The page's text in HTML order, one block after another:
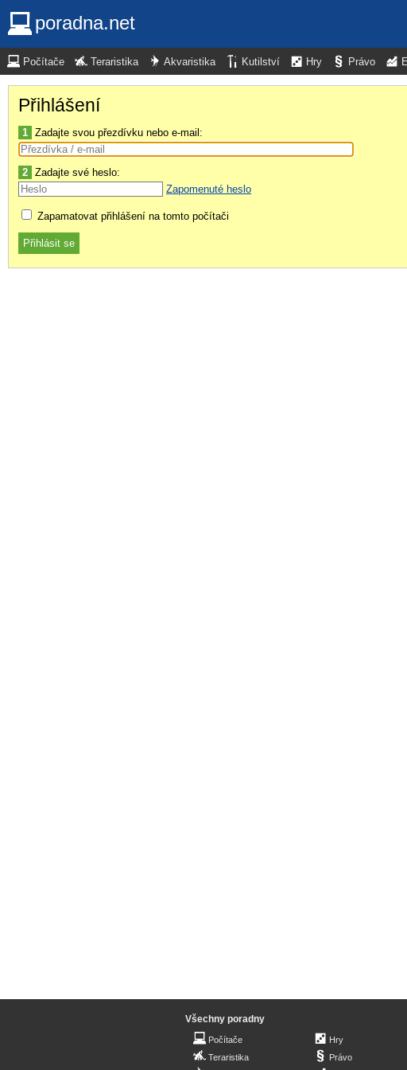
poradna.net
Počítače Teraristika Akvaristika Kutilství Hry Právo
Přihlášení
1 Zadajte svou přezdívku nebo e-mail:
2 Zadajte své heslo:
Zapomenuté heslo
Zapamatovat přihlášení na tomto počítači
Všechny poradny
Počítače
Teraristika
Hry
Právo